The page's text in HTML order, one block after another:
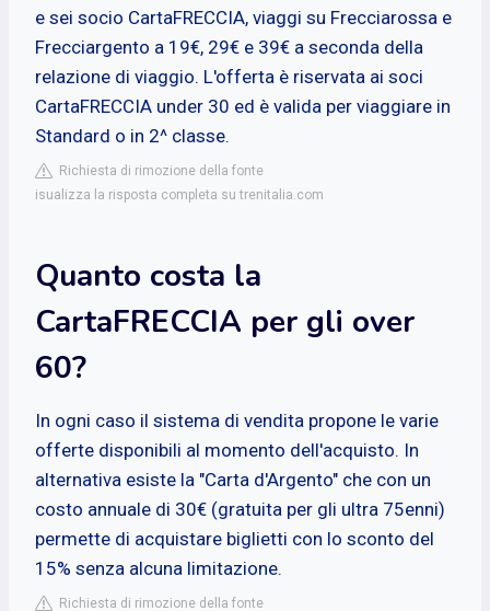
e sei socio CartaFRECCIA, viaggi su Frecciarossa e
Frecciargento a 19€, 29€ e 39€ a seconda della
relazione di viaggio. L'offerta è riservata ai soci
CartaFRECCIA under 30 ed è valida per viaggiare in
Standard o in 2^ classe.
Richiesta di rimozione della fonte
isualizza la risposta completa su trenitalia.com
Quanto costa la
CartaFRECCIA per gli over
60?
In ogni caso il sistema di vendita propone le varie
offerte disponibili al momento dell'acquisto. In
alternativa esiste la "Carta d'Argento" che con un
costo annuale di 30€ (gratuita per gli ultra 75enni)
permette di acquistare biglietti con lo sconto del
15% senza alcuna limitazione.
Richiesta di rimozione della fonte